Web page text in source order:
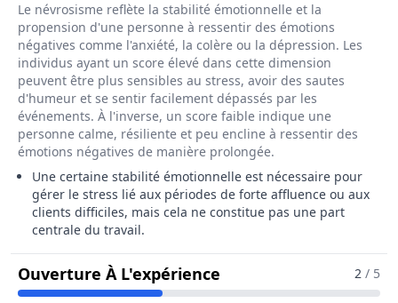
Le névrosisme reflète la stabilité émotionnelle et la
propension d'une personne à ressentir des émotions
négatives comme l'anxiété, la colère ou la dépression. Les
individus ayant un score élevé dans cette dimension
peuvent être plus sensibles au stress, avoir des sautes
d'humeur et se sentir facilement dépassés par les
événements. À l'inverse, un score faible indique une
personne calme, résiliente et peu encline à ressentir des
émotions négatives de manière prolongée.
Une certaine stabilité émotionnelle est nécessaire pour
gérer le stress lié aux périodes de forte affluence ou aux
clients difficiles, mais cela ne constitue pas une part
centrale du travail.
Ouverture À L'expérience Pour Le Métier De
2 / 5